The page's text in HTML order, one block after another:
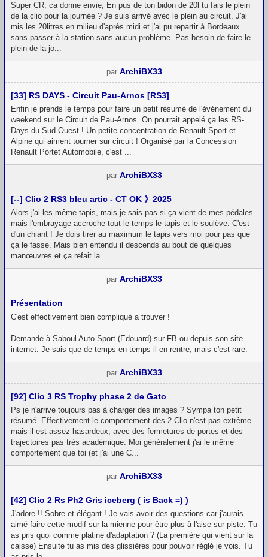
Super CR, ca donne envie, En pus de ton bidon de 20l tu fais le plein
de la clio pour la journée ? Je suis arrivé avec le plein au circuit. J'ai
mis les 20litres en milieu d'après midi et j'ai pu repartir à Bordeaux
sans passer à la station sans aucun problème. Pas besoin de faire le
plein de la jo...
par ArchiBX33
[33] RS DAYS - Circuit Pau-Arnos [RS3]
Enfin je prends le temps pour faire un petit résumé de l'événement du
weekend sur le Circuit de Pau-Arnos. On pourrait appelé ça les RS-
Days du Sud-Ouest ! Un petite concentration de Renault Sport et
Alpine qui aiment tourner sur circuit ! Organisé par la Concession
Renault Portet Automobile, c'est ...
par ArchiBX33
[--] Clio 2 RS3 bleu artic - CT OK 》2025
Alors j'ai les même tapis, mais je sais pas si ça vient de mes pédales
mais l'embrayage accroche tout le temps le tapis et le soulève. C'est
d'un chiant ! Je dois tirer au maximum le tapis vers moi pour pas que
ça le fasse. Mais bien entendu il descends au bout de quelques
manœuvres et ça refait la ...
par ArchiBX33
Présentation
C'est effectivement bien compliqué a trouver !
Demande à Saboul Auto Sport (Edouard) sur FB ou depuis son site
internet. Je sais que de temps en temps il en rentre, mais c'est rare.
par ArchiBX33
[92] Clio 3 RS Trophy phase 2 de Gato
Ps je n'arrive toujours pas à charger des images ? Sympa ton petit
résumé. Effectivement le comportement des 2 Clio n'est pas extrême
mais il est assez hasardeux, avec des fermetures de portes et des
trajectoires pas très académique. Moi généralement j'ai le même
comportement que toi (et j'ai une C...
par ArchiBX33
[42] Clio 2 Rs Ph2 Gris iceberg ( is Back =) )
J'adore !! Sobre et élégant ! Je vais avoir des questions car j'aurais
aimé faire cette modif sur la mienne pour être plus à l'aise sur piste. Tu
as pris quoi comme platine d'adaptation ? (La première qui vient sur la
caisse) Ensuite tu as mis des glissières pour pouvoir réglé je vois. Tu